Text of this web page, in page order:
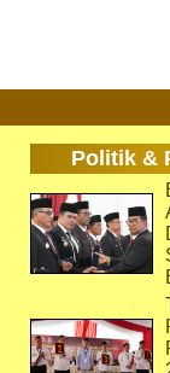
Politik &